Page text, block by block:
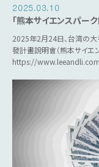
2025.03.10
「熊本サイエンスパー
2025年2月24日、台湾の
發計畫說明會（熊本サイエ
https://